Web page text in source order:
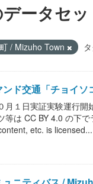
ータセ
/ Mizuho Town
ンド交通「チョイ
月１日実証実験運行
等は CC BY 4.0 の下
etc. is licensed...